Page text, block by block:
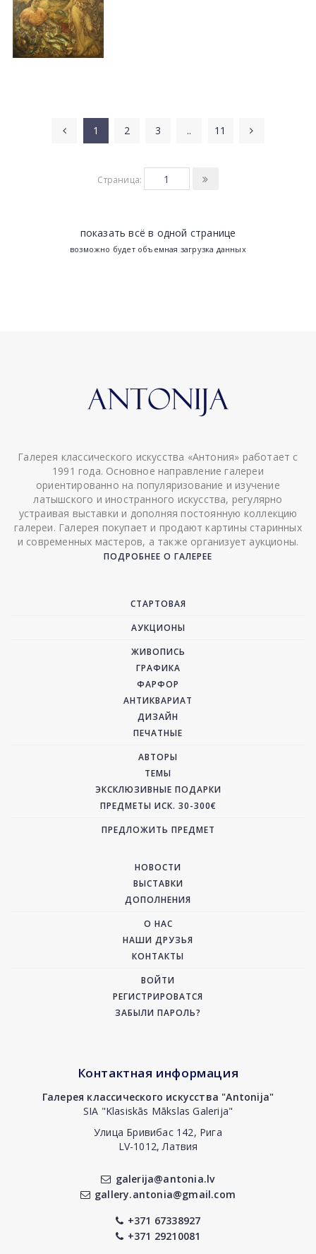
1 2 3 .. 11
Страница:
показать всё в одной странице
возможно будет объемная загрузка данных
Галерея классического искусства «Антония» работает с
1991 года. Основное направление галереи
ориентированно на популяризование и изучение
латышского и иностранного искусства, регулярно
устраивая выставки и дополняя постоянную коллекцию
галереи. Галерея покупает и продают картины старинных
и современных мастеров, а также организует аукционы.
ПОДРОБНЕЕ О ГАЛЕРЕЕ
СТАРТОВАЯ
АУКЦИОНЫ
ЖИВОПИСЬ
ГРАФИКА
ФАРФОР
АНТИКВАРИАТ
ДИЗАЙН
ПЕЧАТНЫЕ
АВТОРЫ
ТЕМЫ
ЭКСКЛЮЗИВНЫЕ ПОДАРКИ
ПРЕДМЕТЫ ИСК. 30-300€
ПРЕДЛОЖИТЬ ПРЕДМЕТ
НОВОСТИ
ВЫСТАВКИ
ДОПОЛНЕНИЯ
О НАС
НАШИ ДРУЗЬЯ
КОНТАКТЫ
ВОЙТИ
РЕГИСТРИРОВАТСЯ
ЗАБЫЛИ ПАРОЛЬ?
Контактная информация
Галерея классического искусства "Antonija"
SIA "Klasiskās Mākslas Galerija"
Улица Бривибас 142, Рига
LV-1012, Латвия
galerija@antonia.lv
gallery.antonia@gmail.com
+371 67338927
+371 29210081